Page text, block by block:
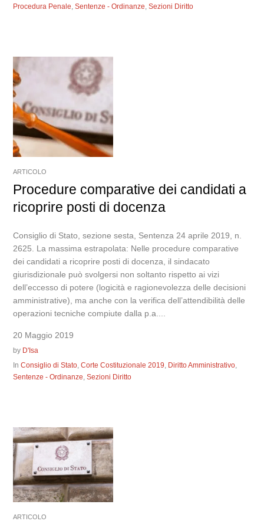
Procedura Penale,Sentenze - Ordinanze,Sezioni Diritto
ARTICOLO
Procedure comparative dei candidati a
ricoprire posti di docenza
Consiglio di Stato, sezione sesta, Sentenza 24 aprile 2019, n.
2625. La massima estrapolata: Nelle procedure comparative
dei candidati a ricoprire posti di docenza, il sindacato
giurisdizionale può svolgersi non soltanto rispetto ai vizi
dell’eccesso di potere (logicità e ragionevolezza delle decisioni
amministrative), ma anche con la verifica dell’attendibilità delle
operazioni tecniche compiute dalla p.a....
20 Maggio 2019
by D'Isa
InConsiglio di Stato,Corte Costituzionale 2019, Diritto Amministrativo,
Sentenze - Ordinanze,Sezioni Diritto
ARTICOLO